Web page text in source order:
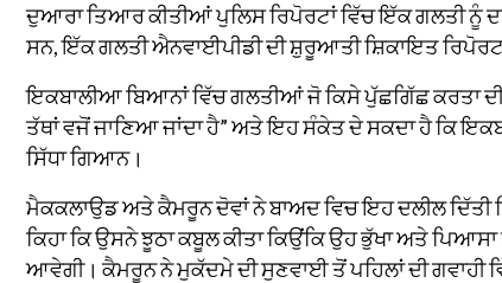
ਦੁਆਰਾ ਤਿਆਰ ਕੀਤੀਆਂ ਪੁਲਿਸ ਰਿਪੋਰਟਾਂ ਵਿੱਚ ਇੱਕ ਗਲਤੀ
ਸਨ, ਇੱਕ ਗਲਤੀ ਐਨਵਾਈਪੀਡੀ ਦੀ ਸ਼ੁਰੂਆਤੀ ਸ਼ਿਕਾਇਤ
ਇਕਬਾਲੀਆ ਬਿਆਨਾਂ ਵਿੱਚ ਗਲਤੀਆਂ ਜੋ ਕਿਸੇ ਪੁੱਛਗਿੱਛ
ਤੱਥਾਂ ਵਜੋਂ ਜਾਣਿਆ ਜਾਂਦਾ ਹੈ” ਅਤੇ ਇਹ ਸੰਕੇਤ ਦੇ ਸਕਦਾ ਹੈ ਕਿ
ਸਿੱਧਾ ਗਿਆਨ।
ਮੈਕਕਲਾਉਡ ਅਤੇ ਕੈਮਰੂਨ ਦੋਵਾਂ ਨੇ ਬਾਅਦ ਵਿਚ ਇਹ ਦਲੀਲ
ਕਿਹਾ ਕਿ ਉਸਨੇ ਝੂਠਾ ਕਬੂਲ ਕੀਤਾ ਕਿਉਂਕਿ ਉਹ ਭੁੱਖਾ ਅਤੇ
ਆਵੇਗੀ। ਕੈਮਰੂਨ ਨੇ ਮੁਕੱਦਮੇ ਦੀ ਸੁਣਵਾਈ ਤੋਂ ਪਹਿਲਾਂ ਦੀ ਗਵਾਹੀ